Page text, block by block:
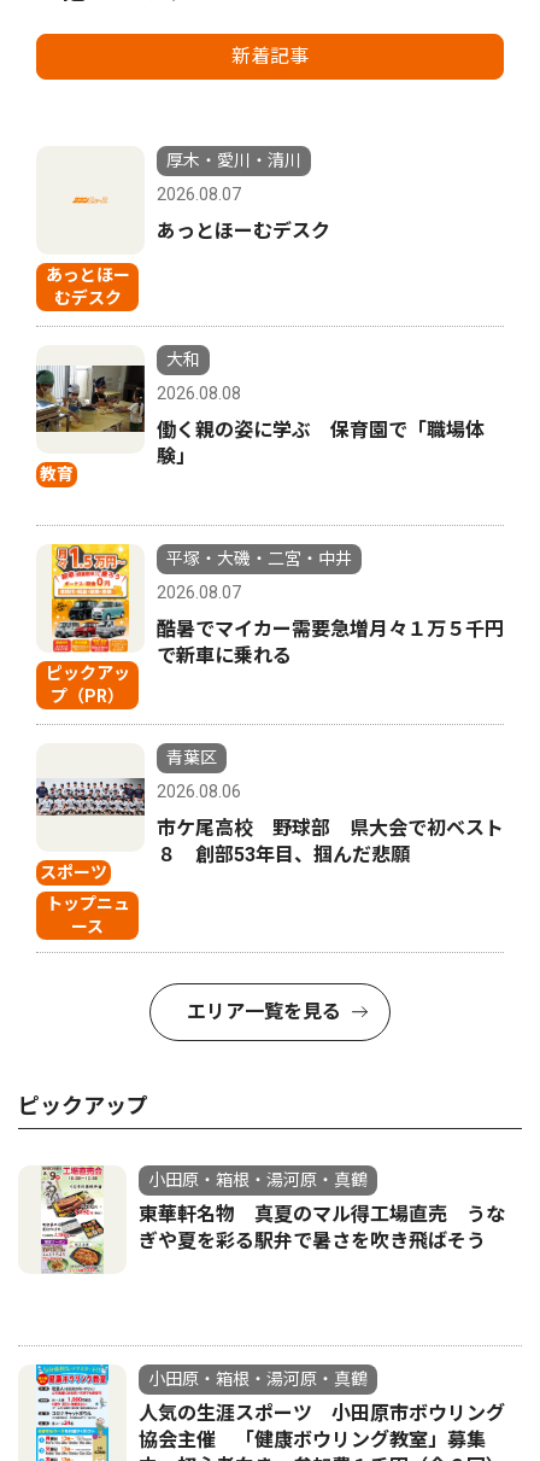
新着記事
あっとほー
むデスク
厚木・愛川・清川
2026.08.07
あっとほーむデスク
教育
大和
2026.08.08
働く親の姿に学ぶ 保育園で「職場体
験」
ピックアッ
プ（PR）
平塚・大磯・二宮・中井
2026.08.07
酷暑でマイカー需要急増月々１万５千円
で新車に乗れる
スポーツ
トップニュ
ース
青葉区
2026.08.06
市ケ尾高校 野球部 県大会で初ベスト
８ 創部53年目、掴んだ悲願
エリア一覧を見る
ピックアップ
小田原・箱根・湯河原・真鶴
東華軒名物 真夏のマル得工場直売 うな
ぎや夏を彩る駅弁で暑さを吹き飛ばそう
小田原・箱根・湯河原・真鶴
人気の生涯スポーツ 小田原市ボウリング
協会主催 「健康ボウリング教室」募集